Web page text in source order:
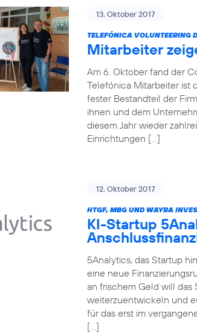
13. Oktober 2017
TELEFÓNICA VOLUNTEERING
Mitarbeiter
Am 6. Oktober fand der
Telefónica Mitarbeiter ist
fester Bestandteil der
ihnen und dem
diesem Jahr wieder
Einrichtungen […]
12. Oktober 2017
HTGF, MBG UND WAYRA
KI-Startup
5Analytics, das Startup
eine neue
an frischem Geld will das
weiterzuentwickeln und
für das erst im
[…]